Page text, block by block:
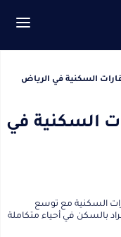
السكنية في الرياض
السكنية في
السكنية مع توسع
بالسكن في أحياء متكاملة